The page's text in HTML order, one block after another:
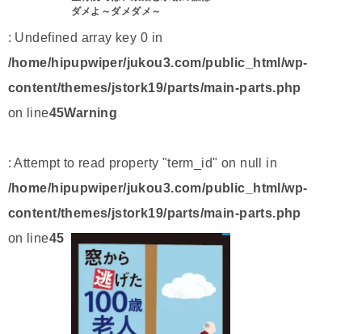
ダメよ～ダメダメ～
: Undefined array key 0 in
/home/hipupwiper/jukou3.com/public_html/wp-
content/themes/jstork19/parts/main-parts.php
on line45Warning
: Attempt to read property "term_id" on null in
/home/hipupwiper/jukou3.com/public_html/wp-
content/themes/jstork19/parts/main-parts.php
on line45